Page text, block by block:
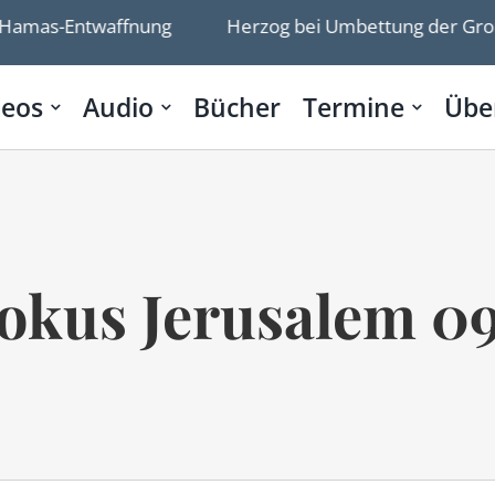
Entwaffnung Herzog bei Umbettung der
Audio Bücher Termine
Jerusalem